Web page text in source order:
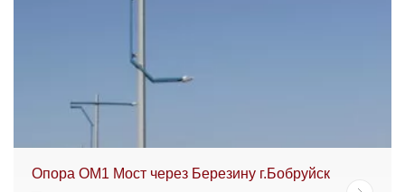
Опора ОМ1 Мост через Березину г.Бобруйск